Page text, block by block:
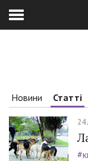
Новини Статті
24